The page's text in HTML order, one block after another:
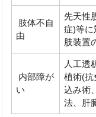
肢体不自
由
先天性
症)等に
肢装置
内部障が
い
人工透
植術(抗
込み術
法、肝